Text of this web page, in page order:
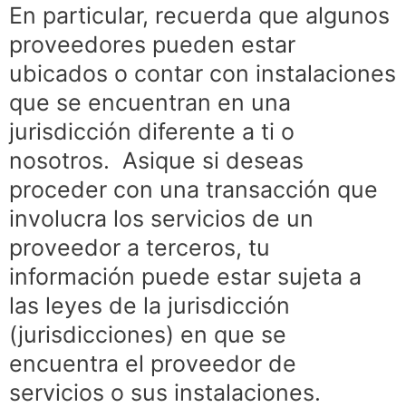
En particular, recuerda que algunos
proveedores pueden estar
ubicados o contar con instalaciones
que se encuentran en una
jurisdicción diferente a ti o
nosotros. Asique si deseas
proceder con una transacción que
involucra los servicios de un
proveedor a terceros, tu
información puede estar sujeta a
las leyes de la jurisdicción
(jurisdicciones) en que se
encuentra el proveedor de
servicios o sus instalaciones.